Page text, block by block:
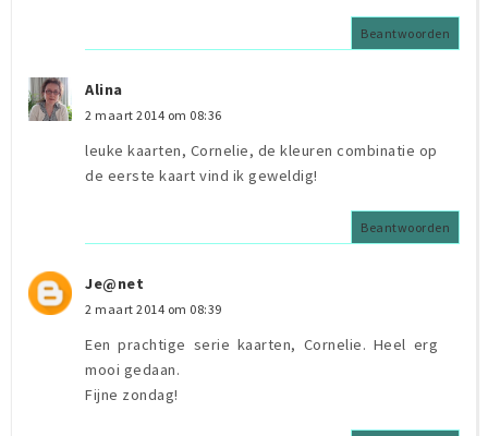
Beantwoorden
Alina
2 maart 2014 om 08:36
leuke kaarten, Cornelie, de kleuren combinatie op
de eerste kaart vind ik geweldig!
Beantwoorden
Je@net
2 maart 2014 om 08:39
Een prachtige serie kaarten, Cornelie. Heel erg
mooi gedaan.
Fijne zondag!